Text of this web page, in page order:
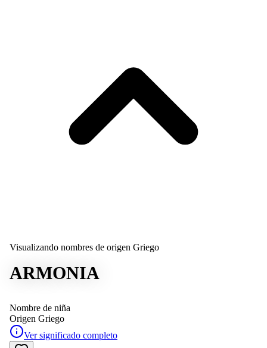
Visualizando nombres de origen Griego
ARMONIA
Nombre de niña
Origen Griego
Ver significado completo